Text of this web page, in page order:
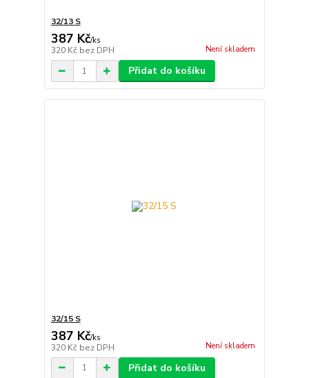
32/13 S
387 Kč/ks
320 Kč bez DPH Není skladem
Přidat do košíku
32/15 S
387 Kč/ks
320 Kč bez DPH Není skladem
Přidat do košíku